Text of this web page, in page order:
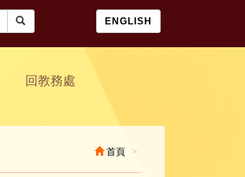
ENGLISH
回教務處
首頁